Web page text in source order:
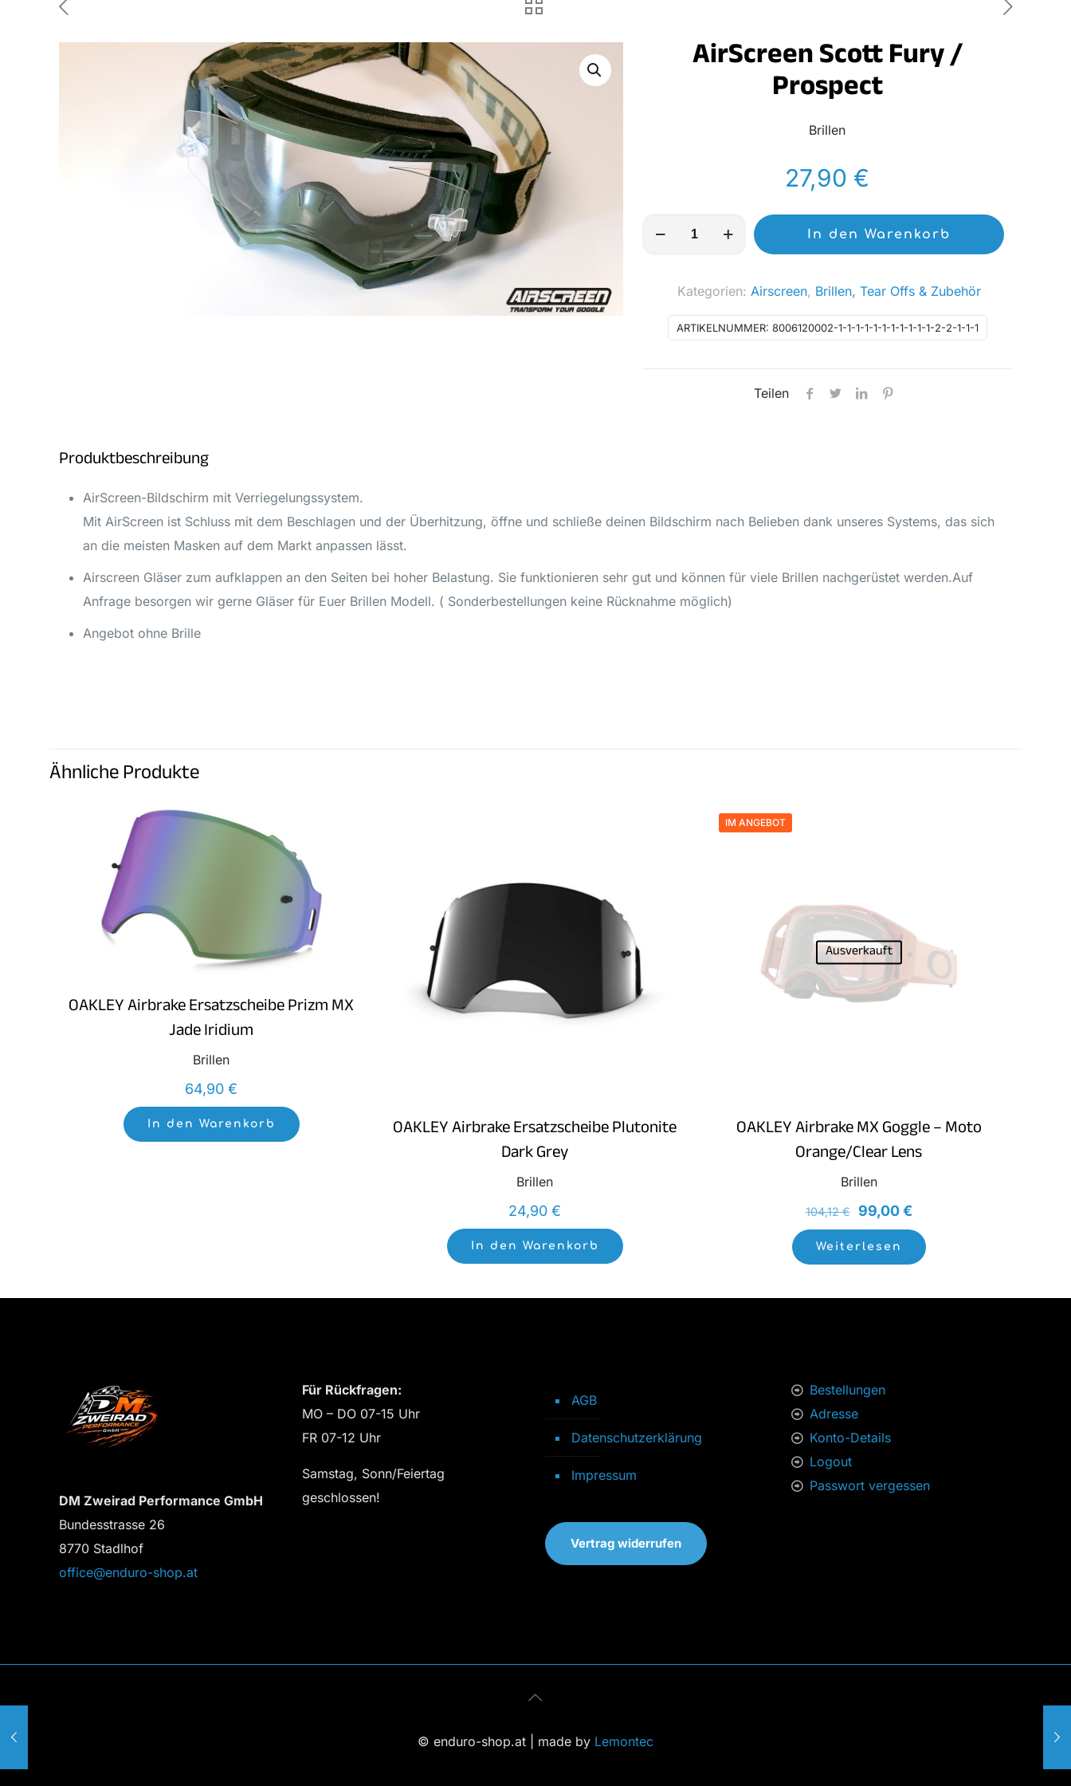
AirScreen Scott Fury /
Prospect
Brillen
27,90 €
AirScreen
Prospect
Menge
In den Warenkorb
ARTIKELNUMMER: 8006120002-1-1-1-1-1-1-1-1-1-1-1-2-2-1-1-1
Kategorien: Airscreen, Brillen, Tear Offs & Zubehör
Teilen
Produktbeschreibung
AirScreen-Bildschirm mit Verriegelungssystem.
Mit AirScreen ist Schluss mit dem Beschlagen und der Überhitzung, öffne und schließe deinen Bildschirm nach Belieben dank unseres Systems, das sich
an die meisten Masken auf dem Markt anpassen lässt.
Airscreen Gläser zum aufklappen an den Seiten bei hoher Belastung. Sie funktionieren sehr gut und können für viele Brillen nachgerüstet werden.Auf
Anfrage besorgen wir gerne Gläser für Euer Brillen Modell. ( Sonderbestellungen keine Rücknahme möglich)
Angebot ohne Brille
Ähnliche Produkte
OAKLEY Airbrake Ersatzscheibe Prizm MX
Jade Iridium
Brillen
64,90€
In den Warenkorb
OAKLEY Airbrake Ersatzscheibe Plutonite
Dark Grey
Brillen
24,90€
In den Warenkorb
IM ANGEBOT
Ausverkauft
OAKLEY Airbrake MX Goggle – Moto
Orange/Clear Lens
Brillen
104,12€
Ursprünglicher
Preis
99,00€Aktueller
Preis
ist:
Weiterlesen
DM Zweirad Performance GmbH
Bundesstrasse 26
8770 Stadlhof
office@enduro-shop.at
Für Rückfragen:
MO – DO 07-15 Uhr
FR 07-12 Uhr
Samstag, Sonn/Feiertag
geschlossen!
AGB
Datenschutzerklärung
Impressum
Vertrag widerrufen
Bestellungen
Adresse
Konto-Details
Logout
Passwort vergessen
© enduro-shop.at | made by Lemontec